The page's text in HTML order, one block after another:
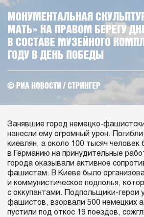
МОНУМЕНТАЛЬНАЯ
МАТЬ» НА ПРАВОМ БЕРЕГУ
В СОСТАВЕ МУЗЕЙНОГО
ГОДУ В ДЕНЬ ПОБЕДЫ
© РИА НОВОСТИ / СТРИНГЕР
Занявшие город немецко-
нанесли ему огромный урон.
киевлян, а около 100 тысяч человек
в Германию на принудительные
города оказывали активное
фашистам. В Киеве было
и коммунистическое подполья,
с оккупантами. Подпольщики-герои
фашистов, взорвали 500 немецких
пустили под откос 19 поездов,